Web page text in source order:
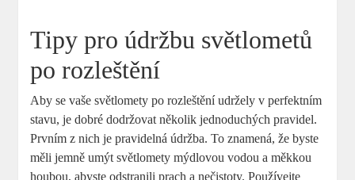
Tipy pro údržbu světlometů
po rozleštění
Aby se vaše světlomety po rozleštění udržely v ​perfektním
stavu, ⁤je ⁢dobré dodržovat několik jednoduchých pravidel.
Prvním ⁤z nich⁢ je pravidelná údržba.​ To znamená, že⁤ byste
měli jemně⁤ umýt světlomety ‌mýdlovou vodou a měkkou
houbou, abyste odstranili prach a nečistoty. ⁣Používejte